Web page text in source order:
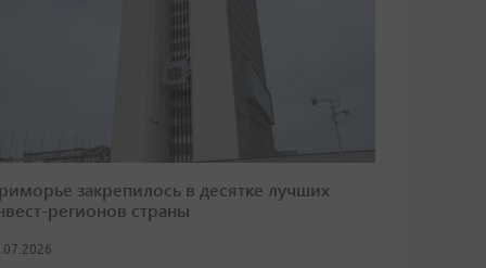
закрепилось в десятке лучших
регионов страны